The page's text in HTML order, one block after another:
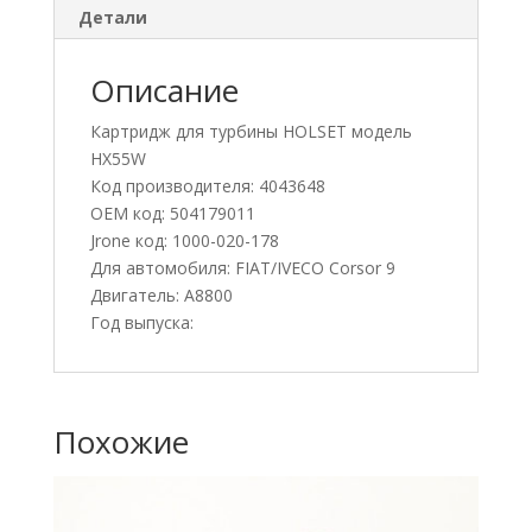
Детали
Описание
Картридж для турбины HOLSET модель
HX55W
Код производителя: 4043648
OEM код: 504179011
Jrone код: 1000-020-178
Для автомобиля: FIAT/IVECO Corsor 9
Двигатель: A8800
Год выпуска:
Похожие